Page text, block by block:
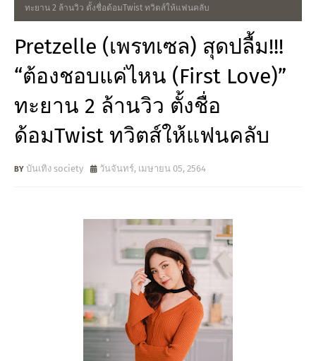
ทะยาน 2 ล้านวิว ตั้งชื่อด้อมTwist ทวิตส์ให้แฟนคลับ
Pretzelle (เพรทเซล) สุดปลื้ม!!!
“ต้องชอบแค่ไหน (First Love)”
ทะยาน 2 ล้านวิว ตั้งชื่อ
ด้อมTwist ทวิตส์ให้แฟนคลับ
บันเทิง society วันจันทร์, เมษายน 05, 2564